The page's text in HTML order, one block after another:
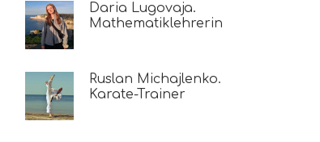
Daria Lugovaja.
Mathematiklehrerin
Ruslan Michajlenko.
Karate-Trainer